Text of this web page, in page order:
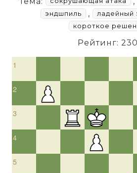
эндшпиль , ладейный
короткое
Рейтинг:
1
2
3
4
5